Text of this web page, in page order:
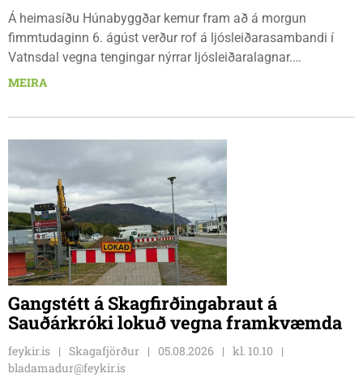
Á heimasíðu Húnabyggðar kemur fram að á morgun
fimmtudaginn 6. ágúst verður rof á ljósleiðarasambandi í
Vatnsdal vegna tengingar nýrrar ljósleiðaralagnar.
Ljósleiðarasambandið verður rofið á morgun fimmtudag
MEIRA
Gangstétt á Skagfirðingabraut á
Sauðárkróki lokuð vegna framkvæmda
feykir.is Skagafjörður 05.08.2026
kl. 10.10
bladamadur@feykir.is